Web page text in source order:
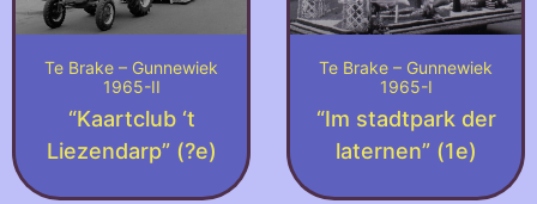
Te Brake – Gunnewiek
1965-II
“Kaartclub ‘t
Liezendarp” (?e)
Te Brake – Gunnewiek
1965-I
“Im stadtpark der
laternen” (1e)